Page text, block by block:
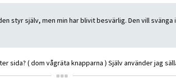
styr själv, men min har blivit besvärlig. Den vill
sida? ( dom vågräta knapparna ) Själv använder jag